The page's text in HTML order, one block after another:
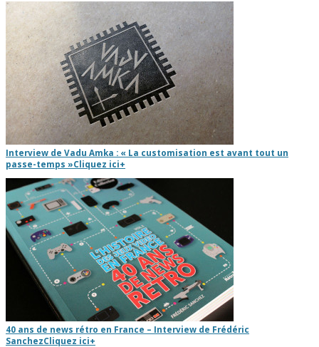
Interview de Vadu Amka : « La customisation est avant tout un
passe-temps »Cliquez ici+
40 ans de news rétro en France – Interview de Frédéric
SanchezCliquez ici+